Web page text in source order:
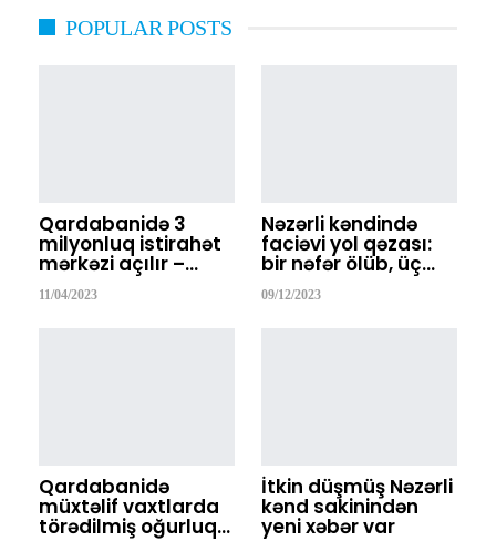
POPULAR POSTS
Qardabanidə 3
milyonluq istirahət
mərkəzi açılır –…
11/04/2023
Nəzərli kəndində
faciəvi yol qəzası:
bir nəfər ölüb, üç…
09/12/2023
Qardabanidə
müxtəlif vaxtlarda
törədilmiş oğurluq…
İtkin düşmüş Nəzərli
kənd sakinindən
yeni xəbər var